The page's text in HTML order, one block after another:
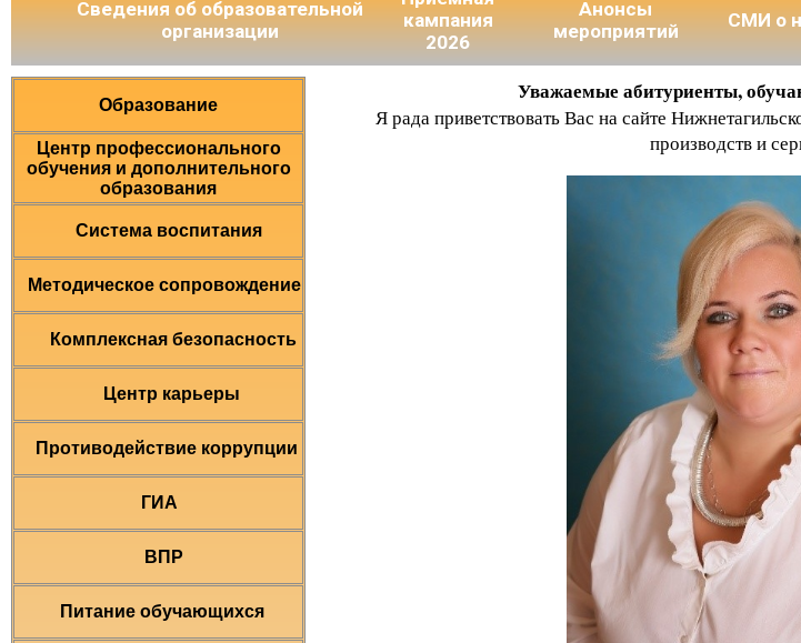
Сведения об образовательной
организации
кампания
2026
Анонсы
мероприятий
СМИ о
Образование
Центр профессионального
обучения и дополнительного
образования
Система воспитания
Методическое сопровождение
Комплексная безопасность
Центр карьеры
Противодействие коррупции
ГИА
ВПР
Питание обучающихся
Уважаемые абитуриенты,
Я рада приветствовать Вас на сайте
производств и